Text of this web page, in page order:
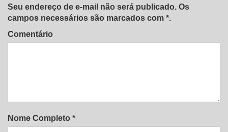
Seu endereço de e-mail não será publicado. Os
campos necessários são marcados com *.
Comentário
Nome Completo *